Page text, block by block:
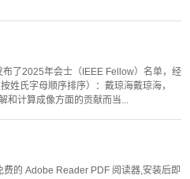
了2025年会士（IEEE Fellow）名单，经
姓氏字母顺序排序）：戴琼海戴琼海，
和计算成像方面的贡献而当...
的 Adobe Reader PDF 阅读器,安装后即